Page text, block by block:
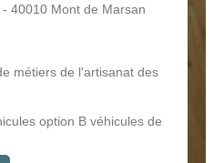
40010 Mont de Marsan
métiers de l'artisanat des
option B véhicules de